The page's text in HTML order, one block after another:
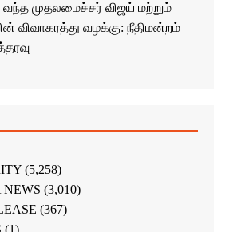
வந்த முதலமைச்சர் விஜய் மற்றும்
விவாகரத்து வழக்கு: நீதிமன்றம்
(5,258)
(3,010)
(367)